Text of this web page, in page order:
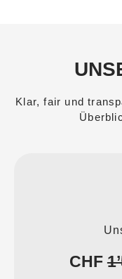
Klar, fair und
CHF